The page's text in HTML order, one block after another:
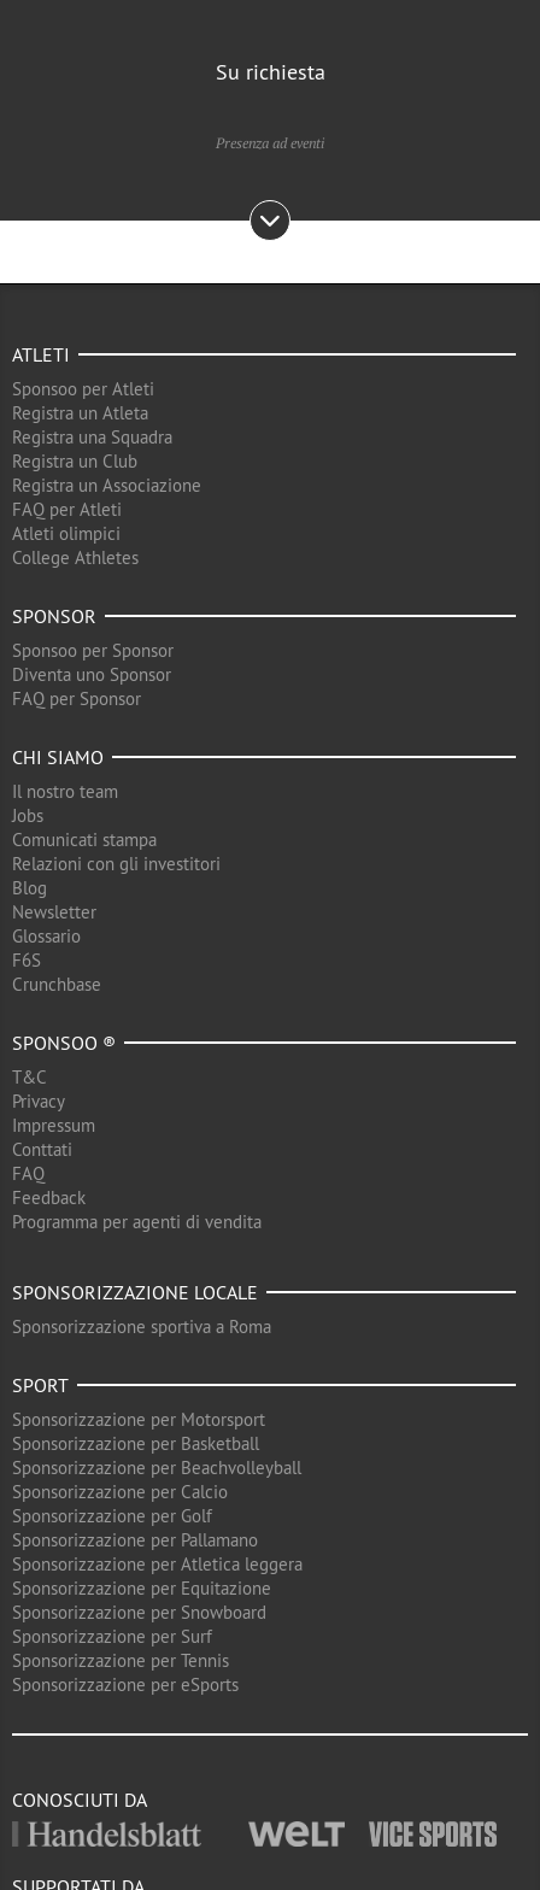
Su richiesta
Presenza ad eventi
ATLETI
Sponsoo per Atleti
Registra un Atleta
Registra una Squadra
Registra un Club
Registra un Associazione
FAQ per Atleti
Atleti olimpici
College Athletes
SPONSOR
Sponsoo per Sponsor
Diventa uno Sponsor
FAQ per Sponsor
CHI SIAMO
Il nostro team
Jobs
Comunicati stampa
Relazioni con gli investitori
Blog
Newsletter
Glossario
F6S
Crunchbase
SPONSOO ®
T&C
Privacy
Impressum
Conttati
FAQ
Feedback
Programma per agenti di vendita
SPONSORIZZAZIONE LOCALE
Sponsorizzazione sportiva a Roma
SPORT
Sponsorizzazione per Motorsport
Sponsorizzazione per Basketball
Sponsorizzazione per Beachvolleyball
Sponsorizzazione per Calcio
Sponsorizzazione per Golf
Sponsorizzazione per Pallamano
Sponsorizzazione per Atletica leggera
Sponsorizzazione per Equitazione
Sponsorizzazione per Snowboard
Sponsorizzazione per Surf
Sponsorizzazione per Tennis
Sponsorizzazione per eSports
CONOSCIUTI DA